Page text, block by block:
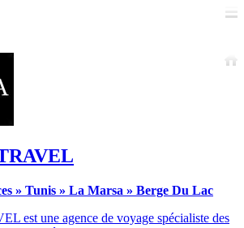
» Tunis » La Marsa » Berge Du Lac
est une agence de voyage spécialiste des